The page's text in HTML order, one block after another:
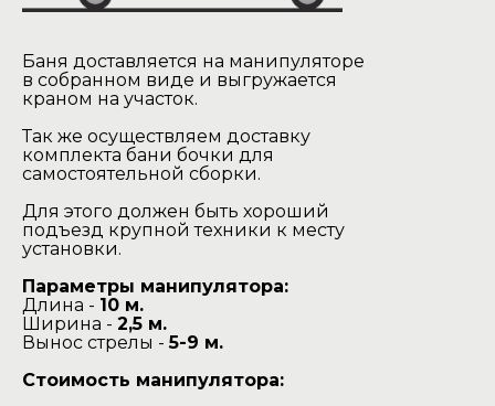
Баня доставляется на манипуляторе
в собранном виде и выгружается
краном на участок.
Так же осуществляем доставку
комплекта бани бочки для
самостоятельной сборки.
Для этого должен быть хороший
подъезд крупной техники к месту
установки.
Параметры манипулятора:
Длина - 10 м.
Ширина - 2,5 м.
Вынос стрелы -5-9 м.
Стоимость манипулятора: